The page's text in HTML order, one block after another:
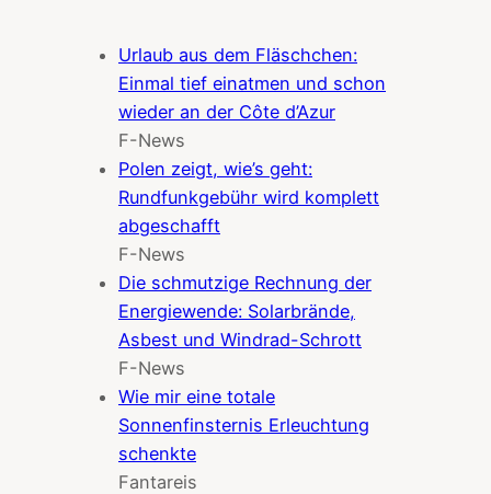
Urlaub aus dem Fläschchen:
Einmal tief einatmen und schon
wieder an der Côte d’Azur
F-News
Polen zeigt, wie’s geht:
Rundfunkgebühr wird komplett
abgeschafft
F-News
Die schmutzige Rechnung der
Energiewende: Solarbrände,
Asbest und Windrad-Schrott
F-News
Wie mir eine totale
Sonnenfinsternis Erleuchtung
schenkte
Fantareis